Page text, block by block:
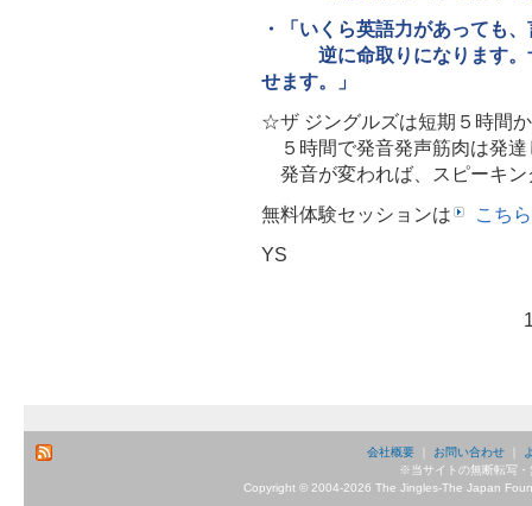
・「いくら英語力があっても
逆に命取りになります。ザ
せます。」
☆ザ ジングルズは短期５時間
５時間で発音発声筋肉は発達
発音が変われば、スピーキ
無料体験セッションは
こちら
YS
会社概要｜ お問い合わせ｜
※当サイトの無断転写・
Copyright © 2004-2026 The Jingles-The Japan